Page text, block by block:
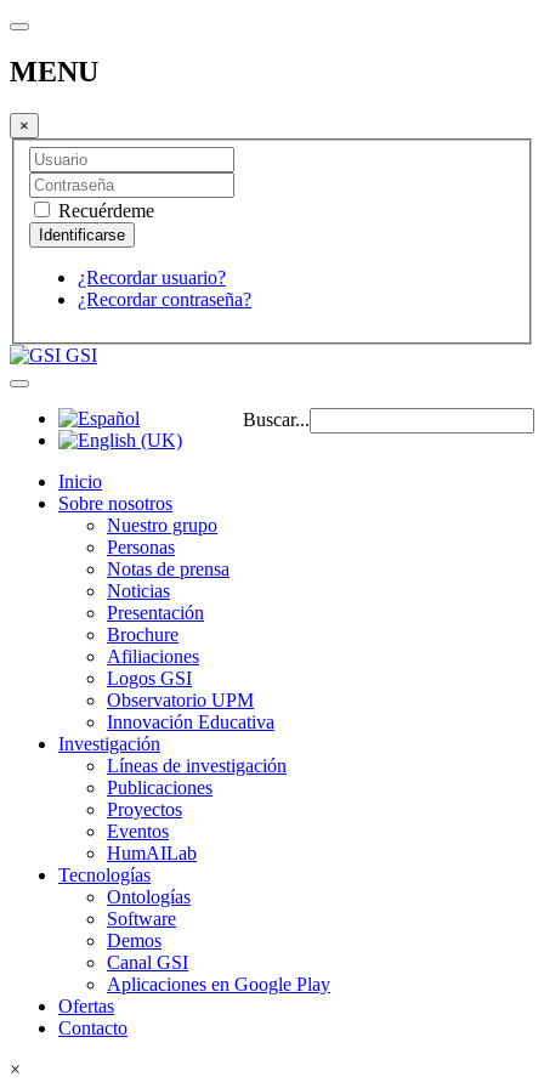
MENU
×
Recuérdeme
¿Recordar usuario?
¿Recordar contraseña?
GSI
Buscar...
Inicio
Sobre nosotros
Nuestro grupo
Personas
Notas de prensa
Noticias
Presentación
Brochure
Afiliaciones
Logos GSI
Observatorio UPM
Innovación Educativa
Investigación
Líneas de investigación
Publicaciones
Proyectos
Eventos
HumAILab
Tecnologías
Ontologías
Software
Demos
Canal GSI
Aplicaciones en Google Play
Ofertas
Contacto
×